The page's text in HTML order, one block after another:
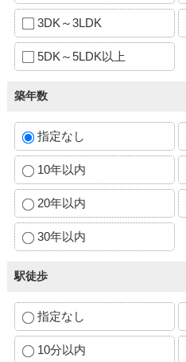
3DK～3LDK
5DK～5LDK以上
築年数
指定なし
10年以内
20年以内
30年以内
駅徒歩
指定なし
10分以内